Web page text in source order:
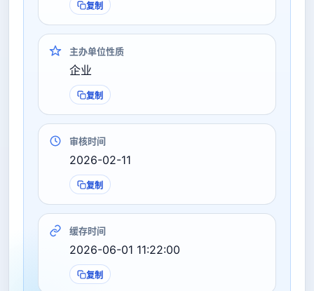
复制
主办单位性质
企业
复制
审核时间
2026-02-11
复制
缓存时间
2026-06-01 11:22:00
复制